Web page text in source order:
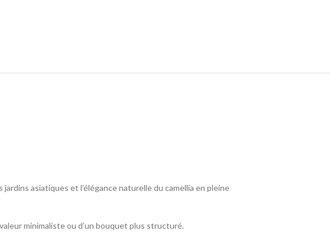
asiatiques et l’élégance naturelle du camellia en pleine
minimaliste ou d’un bouquet plus structuré.